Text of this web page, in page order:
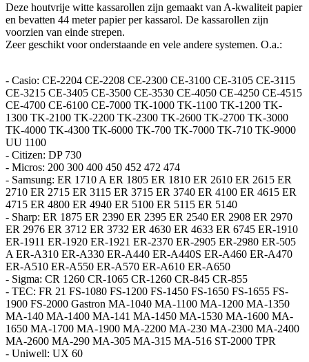
Deze houtvrije witte kassarollen zijn gemaakt van A-kwaliteit papier
en bevatten 44 meter papier per kassarol. De kassarollen zijn
voorzien van einde strepen.
Zeer geschikt voor onderstaande en vele andere systemen. O.a.:
- Casio: CE-2204 CE-2208 CE-2300 CE-3100 CE-3105 CE-3115
CE-3215 CE-3405 CE-3500 CE-3530 CE-4050 CE-4250 CE-4515
CE-4700 CE-6100 CE-7000 TK-1000 TK-1100 TK-1200 TK-
1300 TK-2100 TK-2200 TK-2300 TK-2600 TK-2700 TK-3000
TK-4000 TK-4300 TK-6000 TK-700 TK-7000 TK-710 TK-9000
UU 1100
- Citizen: DP 730
- Micros: 200 300 400 450 452 472 474
- Samsung: ER 1710 A ER 1805 ER 1810 ER 2610 ER 2615 ER
2710 ER 2715 ER 3115 ER 3715 ER 3740 ER 4100 ER 4615 ER
4715 ER 4800 ER 4940 ER 5100 ER 5115 ER 5140
- Sharp: ER 1875 ER 2390 ER 2395 ER 2540 ER 2908 ER 2970
ER 2976 ER 3712 ER 3732 ER 4630 ER 4633 ER 6745 ER-1910
ER-1911 ER-1920 ER-1921 ER-2370 ER-2905 ER-2980 ER-505
A ER-A310 ER-A330 ER-A440 ER-A440S ER-A460 ER-A470
ER-A510 ER-A550 ER-A570 ER-A610 ER-A650
- Sigma: CR 1260 CR-1065 CR-1260 CR-845 CR-855
- TEC: FR 21 FS-1080 FS-1200 FS-1450 FS-1650 FS-1655 FS-
1900 FS-2000 Gastron MA-1040 MA-1100 MA-1200 MA-1350
MA-140 MA-1400 MA-141 MA-1450 MA-1530 MA-1600 MA-
1650 MA-1700 MA-1900 MA-2200 MA-230 MA-2300 MA-2400
MA-2600 MA-290 MA-305 MA-315 MA-516 ST-2000 TPR
- Uniwell: UX 60